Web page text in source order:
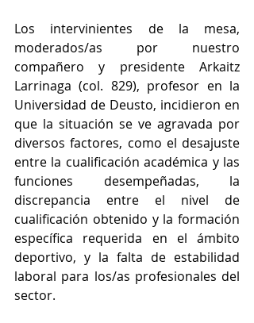
Los intervinientes de la mesa,
moderados/as por nuestro
compañero y presidente Arkaitz
Larrinaga (col. 829), profesor en la
Universidad de Deusto, incidieron en
que la situación se ve agravada por
diversos factores, como el desajuste
entre la cualificación académica y las
funciones desempeñadas, la
discrepancia entre el nivel de
cualificación obtenido y la formación
específica requerida en el ámbito
deportivo, y la falta de estabilidad
laboral para los/as profesionales del
sector.